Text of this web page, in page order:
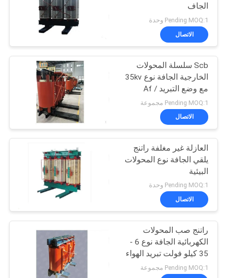
قاطع high Voltage
مفاتيح الجهد المنخفض
39
high voltage circuit
breaker
35
الجاف
Pending MOQ:1 وحدة
الاتصال
Scb سلسلة المحولات
الخارجية الجافة نوع 35kv
مع وضع التبريد / Af
Pending MOQ:1 مجموعة
الاتصال
العازلة غير مغلفة راتنج
يلقي الجافة نوع المحولات
البيئية
Pending MOQ:1 وحدة
الاتصال
راتنج صب المحولات
الكهربائية الجافة نوع 6 -
35 كيلو فولت تبريد الهواء
الطبيعي
Pending MOQ:1 مجموعة